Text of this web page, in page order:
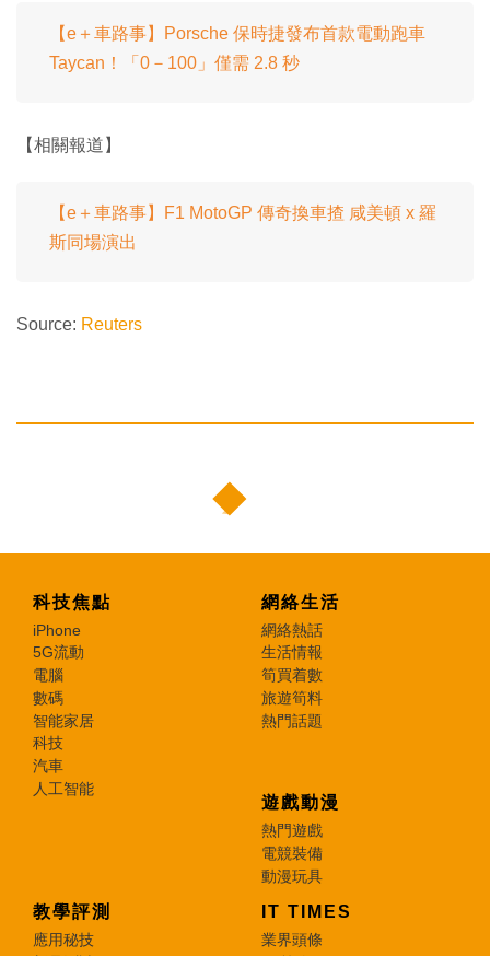
【e＋車路事】Porsche 保時捷發布首款電動跑車
Taycan！「0－100」僅需 2.8 秒
【相關報道】
【e＋車路事】F1 MotoGP 傳奇換車揸 咸美頓 x 羅
斯同場演出
Source: Reuters
科技焦點
iPhone
5G流動
電腦
數碼
智能家居
科技
汽車
人工智能
網絡生活
網絡熱話
生活情報
筍買着數
旅遊筍料
熱門話題
遊戲動漫
熱門遊戲
電競裝備
動漫玩具
教學評測
應用秘技
IT TIMES
業界頭條